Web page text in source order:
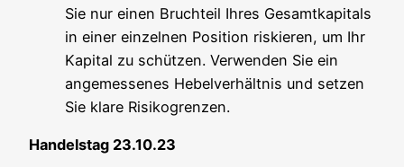
Sie nur einen Bruch­teil Ihres Gesamt­ka­pi­tals
in einer ein­zel­nen Posi­ti­on ris­kie­ren, um Ihr
Kapi­tal zu schüt­zen. Ver­wen­den Sie ein
ange­mes­se­nes Hebel­ver­hält­nis und set­zen
Sie kla­re Risikogrenzen.
Han­dels­tag 23.10.23